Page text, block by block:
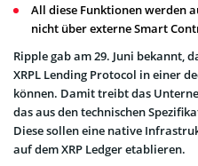
All diese Funktionen werden
nicht über externe Smart
Ripple gab am 29. Juni bekannt,
XRPL Lending Protocol in einer
können. Damit treibt das
das aus den technischen
Diese sollen eine native
auf dem XRP Ledger etablieren.